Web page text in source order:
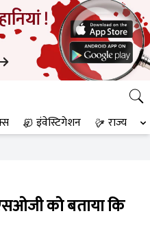
इंवेस्टिगेशन राज्य
को बताया कि